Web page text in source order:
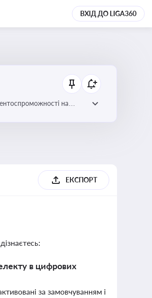
ВХІД ДО LIGA360
на
ЕКСПОРТ
в цифрових
за замовчуванням і